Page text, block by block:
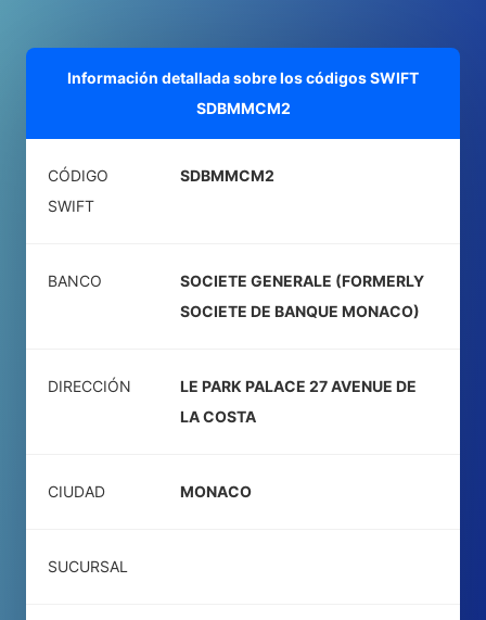
Información detallada sobre los códigos SWIFT
SDBMMCM2
CÓDIGO
SWIFT
SDBMMCM2
BANCO
SOCIETE GENERALE (FORMERLY
SOCIETE DE BANQUE MONACO)
DIRECCIÓN
LE PARK PALACE 27 AVENUE DE
LA COSTA
CIUDAD MONACO
SUCURSAL